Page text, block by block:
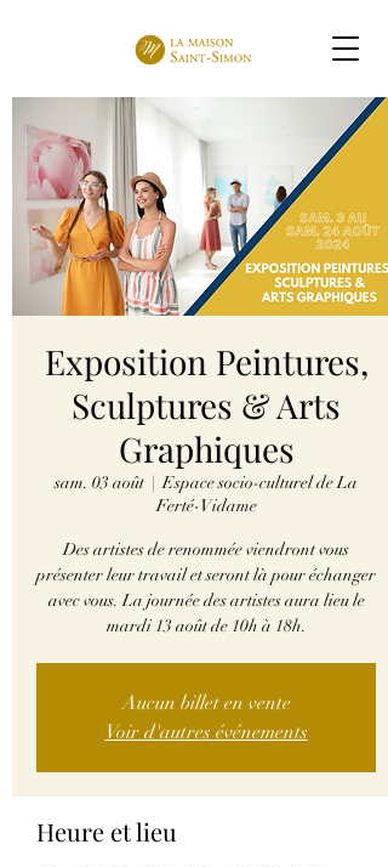
Exposition Peintures,
Sculptures & Arts
Graphiques
sam. 03 août
  |
Espace socio-culturel de La
Ferté-Vidame
Des artistes de renommée viendront vous
présenter leur travail et seront là pour échanger
avec vous. La journée des artistes aura lieu le
mardi 13 août de 10h à 18h.
Aucun billet en vente
Voir d'autres événements
Heure et lieu